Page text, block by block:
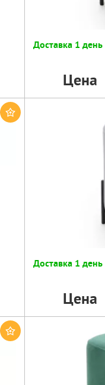
Доставка 1 день
Цена
Доставка 1 день
Цена